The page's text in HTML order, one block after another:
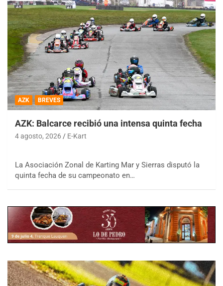
AZK BREVES
AZK: Balcarce recibió una intensa quinta fecha
4 agosto, 2026 E-Kart
La Asociación Zonal de Karting Mar y Sierras disputó la
quinta fecha de su campeonato en…